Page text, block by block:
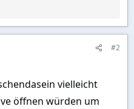
#2
vielleicht
öffnen würden um